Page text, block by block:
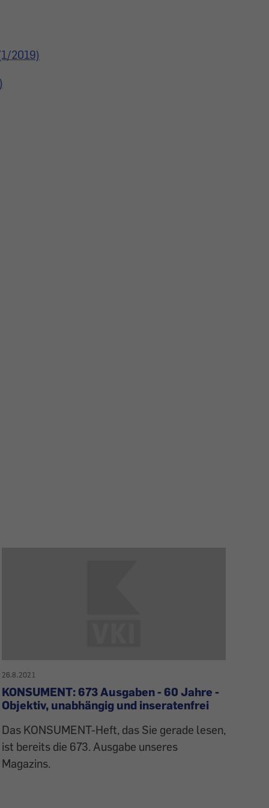
2019)
26.8.2021
KONSUMENT: 673 Ausgaben - 60 Jahre -
Objektiv, unabhängig und inseratenfrei
Das KONSUMENT-Heft, das Sie gerade lesen,
ist bereits die 673. Ausgabe unseres
Magazins.